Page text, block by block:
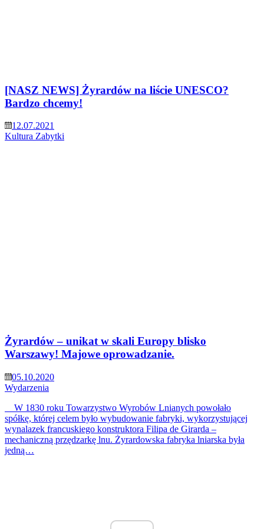
[NASZ NEWS] Żyrardów na liście UNESCO?
Bardzo chcemy!
12.07.2021
Kultura Zabytki
Żyrardów – unikat w skali Europy blisko
Warszawy! Majowe oprowadzanie.
05.10.2020
Wydarzenia
W 1830 roku Towarzystwo Wyrobów Lnianych powołało
spółkę, której celem było wybudowanie fabryki, wykorzystującej
wynalazek francuskiego konstruktora Filipa de Girarda –
mechaniczną przędzarkę lnu. Żyrardowska fabryka lniarska była
jedną…